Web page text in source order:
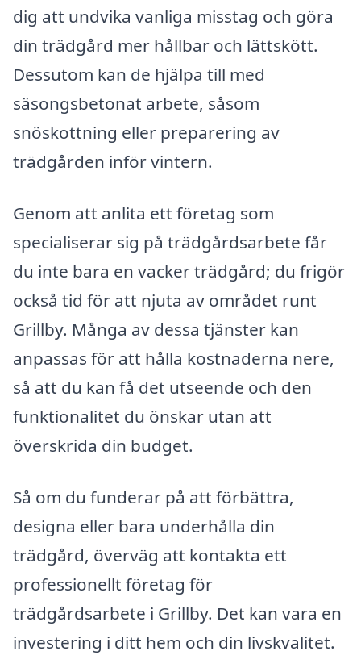
dig att undvika vanliga misstag och göra
din trädgård mer hållbar och lättskött.
Dessutom kan de hjälpa till med
säsongsbetonat arbete, såsom
snöskottning eller preparering av
trädgården inför vintern.
Genom att anlita ett företag som
specialiserar sig på trädgårdsarbete får
du inte bara en vacker trädgård; du frigör
också tid för att njuta av området runt
Grillby. Många av dessa tjänster kan
anpassas för att hålla kostnaderna nere,
så att du kan få det utseende och den
funktionalitet du önskar utan att
överskrida din budget.
Så om du funderar på att förbättra,
designa eller bara underhålla din
trädgård, överväg att kontakta ett
professionellt företag för
trädgårdsarbete i Grillby. Det kan vara en
investering i ditt hem och din livskvalitet.